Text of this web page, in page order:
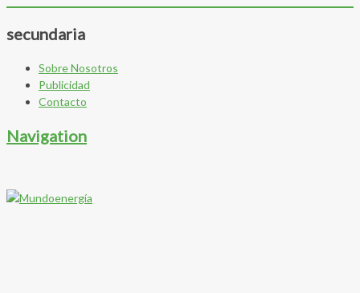
secundaria
Sobre Nosotros
Publicidad
Contacto
Navigation